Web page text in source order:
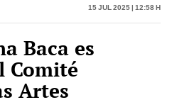
15 Jul 2025 | 12:58 h
Baca es
Comité
Artes